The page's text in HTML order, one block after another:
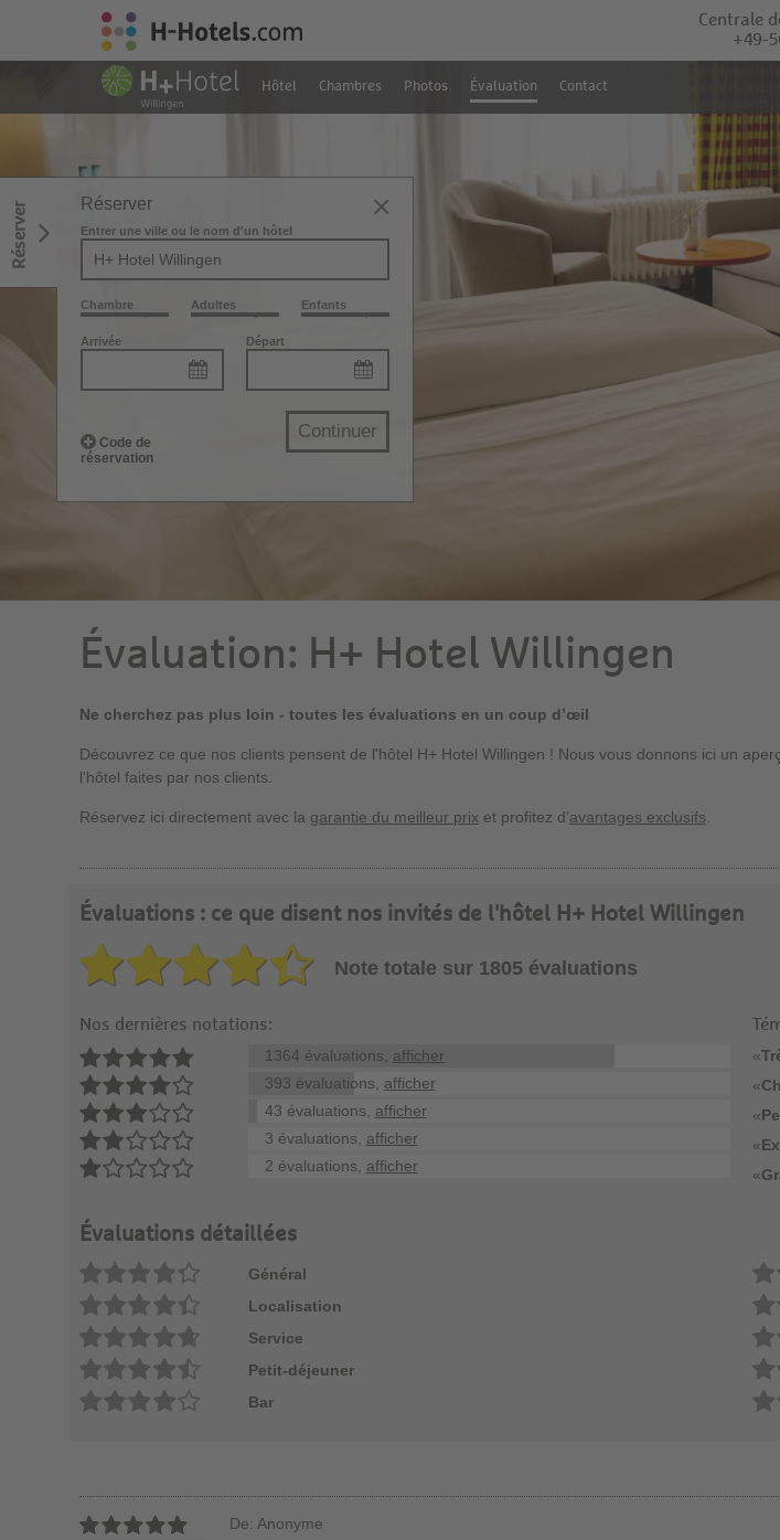
Centrale
+49-
Hôtel Chambres Photos Évaluation Contact
Réserver Réserver
Entrer une ville ou le nom d'un hôtel
Chambre Adultes Enfants
Arrivée Départ
Code de
réservation
Continuer
Évaluation: H+ Hotel Willingen
Ne cherchez pas plus loin - toutes les évaluations en un coup d’œil
Découvrez ce que nos clients pensent de l'hôtel H+ Hotel Willingen ! Nous vous donnons ici un
l'hôtel faites par nos clients.
Réservez ici directement avec la garantie du meilleur prix et profitez d’avantages exclusifs
Évaluations : ce que disent nos invités de l'hôtel H+ Hotel Willingen
Note totale sur 1805 évaluations
Nos dernières notations:
1364 évaluations, afficher
393 évaluations, afficher
43 évaluations, afficher
3 évaluations, afficher
2 évaluations, afficher
«
«
«
«
«
Évaluations détaillées
Général
Localisation
Service
Petit-déjeuner
Bar
De: Anonyme